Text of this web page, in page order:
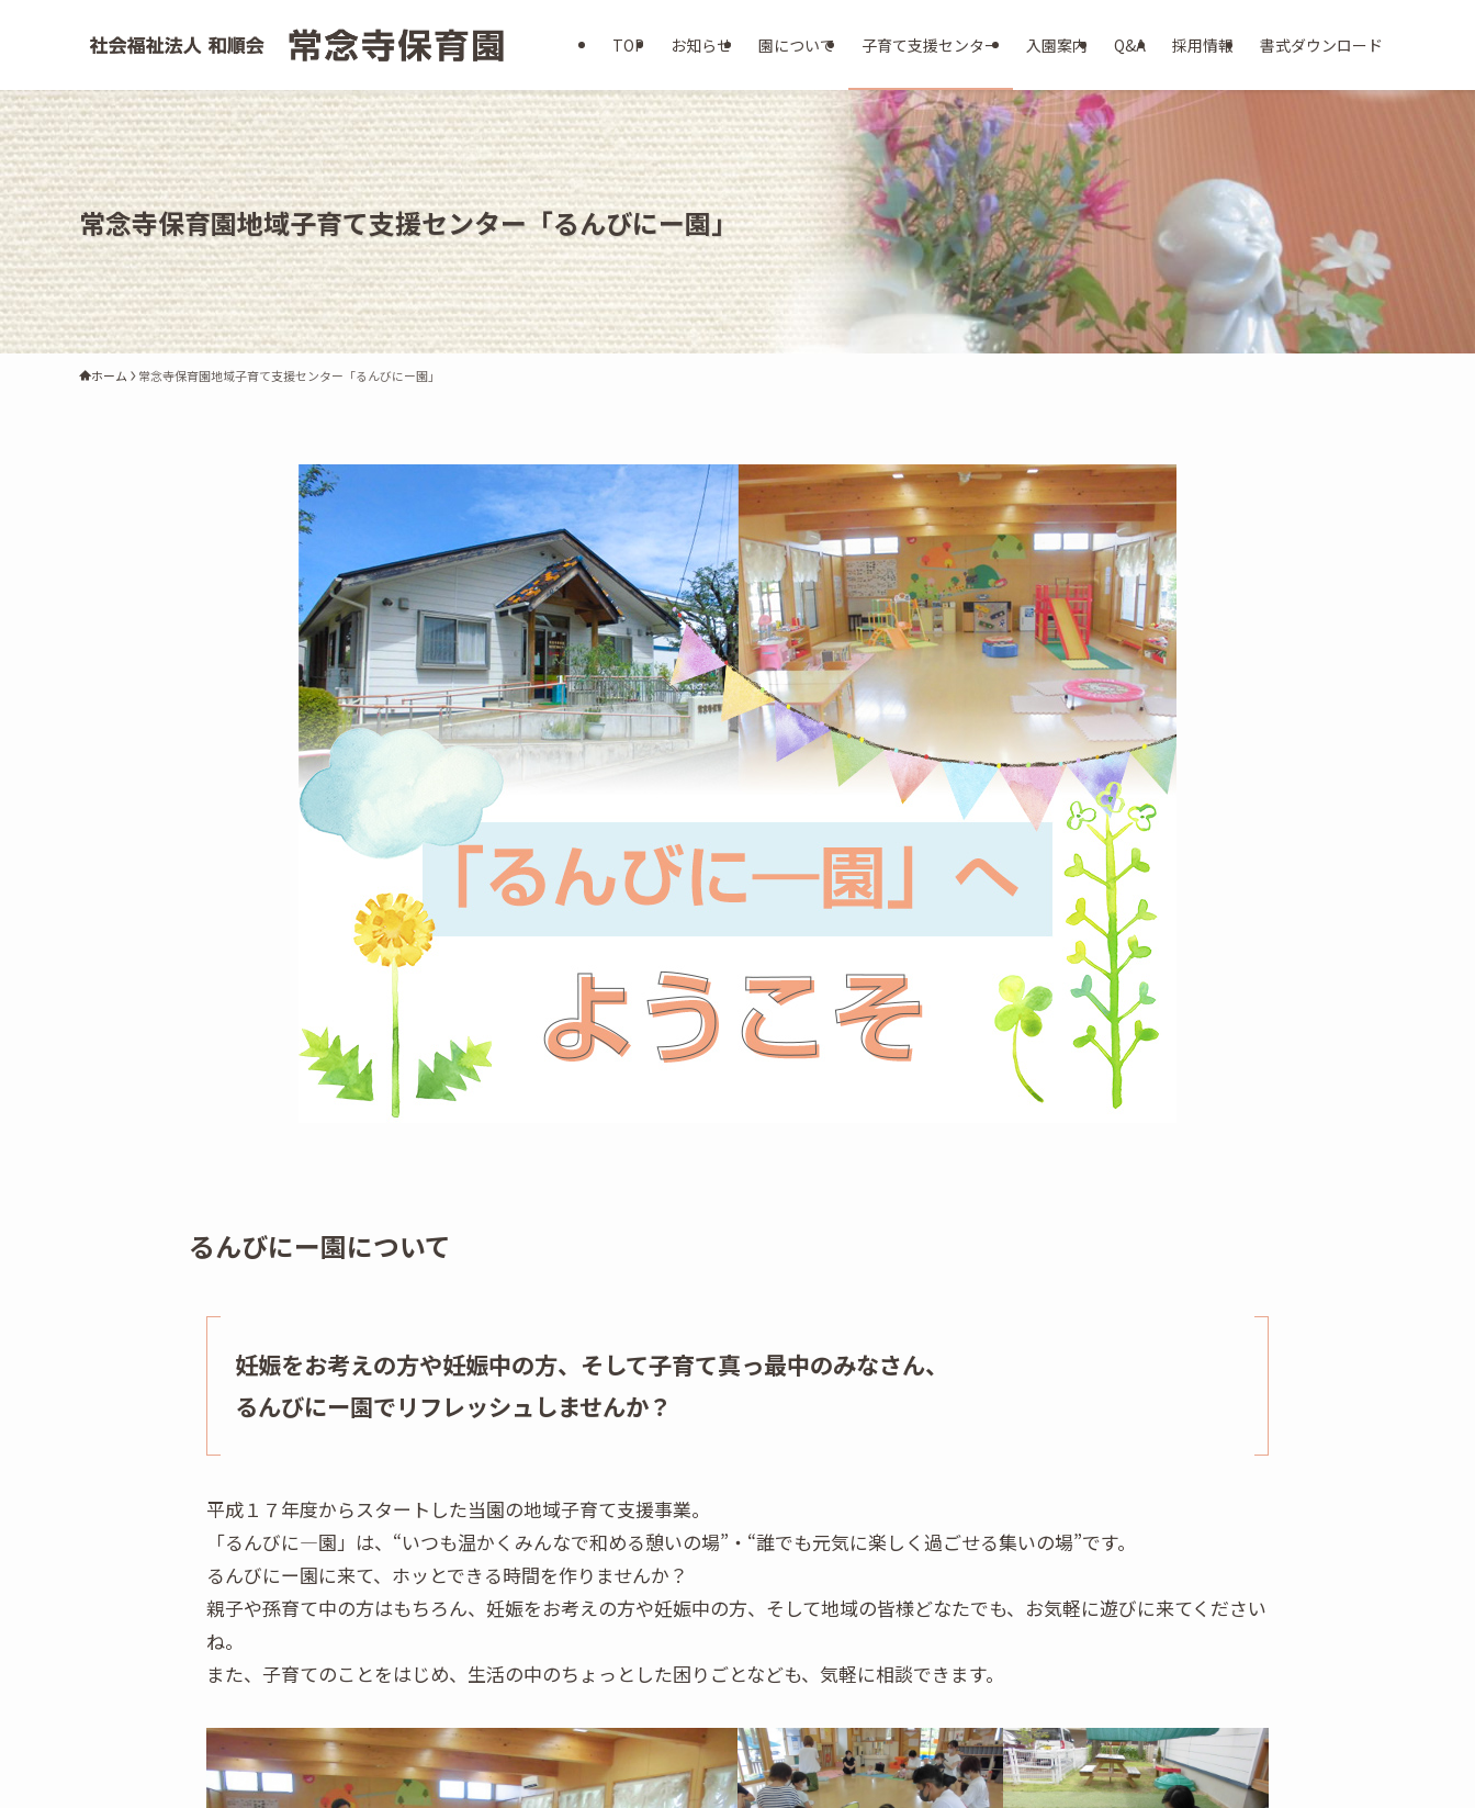
TOP お知らせ 園について 子育て支援センター 入園案内 Q&A 採用情報 書式ダウンロード
常念寺保育園地域子育て支援センター「るんびにー園」
ホーム 常念寺保育園地域子育て支援センター「るんびにー園」
るんびにー園について
妊娠をお考えの方や妊娠中の方、そして子育て真っ最中のみなさん、
るんびにー園でリフレッシュしませんか？
平成１７年度からスタートした当園の地域子育て支援事業。
「るんびに―園」は、“いつも温かくみんなで和める憩いの場”・“誰でも元気に楽しく過ごせる集いの場”です。
るんびにー園に来て、ホッとできる時間を作りませんか？
親子や孫育て中の方はもちろん、妊娠をお考えの方や妊娠中の方、そして地域の皆様どなたでも、お気軽に遊びに来てください
ね。
また、子育てのことをはじめ、生活の中のちょっとした困りごとなども、気軽に相談できます。